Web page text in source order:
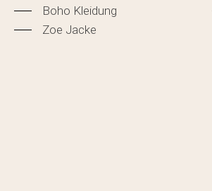
Boho Kleidung
Zoe Jacke